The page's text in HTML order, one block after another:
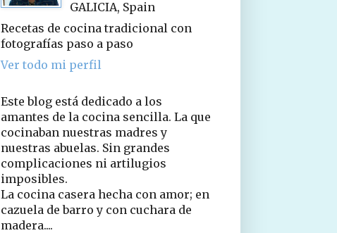
GALICIA, Spain
Recetas de cocina tradicional con
fotografías paso a paso
Ver todo mi perfil
Este blog está dedicado a los
amantes de la cocina sencilla. La que
cocinaban nuestras madres y
nuestras abuelas. Sin grandes
complicaciones ni artilugios
imposibles.
La cocina casera hecha con amor; en
cazuela de barro y con cuchara de
madera....